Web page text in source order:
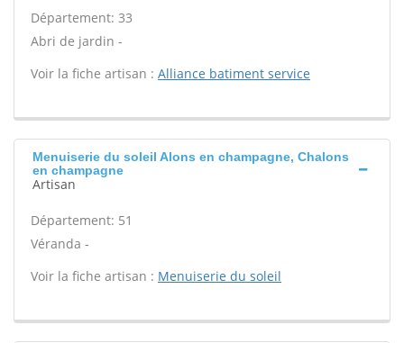
Département: 33
Abri de jardin -
Voir la fiche artisan : Alliance batiment service
Menuiserie du soleil Alons en champagne, Chalons
en champagne
Artisan
Département: 51
Véranda -
Voir la fiche artisan : Menuiserie du soleil